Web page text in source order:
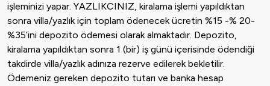
işleminizi yapar. YAZLIKCINIZ, kiralama işlemi yapıldıktan
sonra villa/yazlık için toplam ödenecek ücretin %15 -% 20-
%35’ini depozito ödemesi olarak almaktadır. Depozito,
kiralama yapıldıktan sonra 1 (bir) iş günü içerisinde ödendiği
takdirde villa/yazlık adınıza rezerve edilerek bekletilir.
Ödemeniz gereken depozito tutarı ve banka hesap